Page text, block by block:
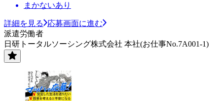
まかないあり
詳細を見る
応募画面に進む
派遣労働者
日研トータルソーシング株式会社 本社(お仕事No.7A001-1)